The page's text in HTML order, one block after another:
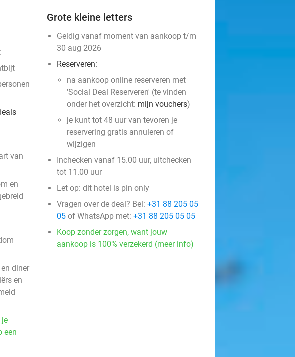
van
en
diner
en
je
een
Grote kleine letters
Geldig vanaf moment van aankoop t/m
30 aug 2026
Reserveren:
na aankoop online reserveren met
'Social Deal Reserveren' (te vinden
onder het overzicht: mijn vouchers)
je kunt tot 48 uur van tevoren je
reservering gratis annuleren of
wijzigen
Inchecken vanaf 15.00 uur, uitchecken
tot 11.00 uur
Let op: dit hotel is pin only
Vragen over de deal? Bel: +31 88 205 05
05 of WhatsApp met: +31 88 205 05 05
Koop zonder zorgen, want jouw
aankoop is 100% verzekerd (meer info)